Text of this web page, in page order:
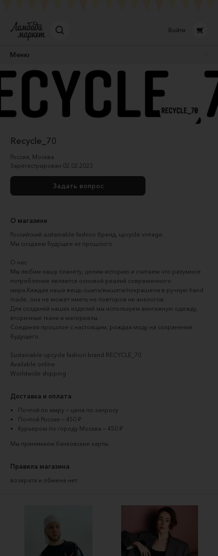
Войти
Меню
Recycle_70
Россия, Москва
Зарегистрирован 02.02.2023
Задать вопрос
О магазине
Российский sustainable-fashion бренд, upcycle vintage.
Мы создаем будущее из прошлого.
О нас
Мы любим нашу планету, ценим историю и считаем что разумное
потребление является основой реалий современного
мира.Каждая наша вещь сшита/вышита/покрашена в ручную hand
made, она не может иметь не повторов ни аналогов.
Для созданий наших изделий мы используем винтажную одежду,
вторичные ткани и материалы.
Соединяя прошлое с настоящим, рождая моду на сохранение
будущего.
Sustainable upcycle fashion brand RECYCLE_70
Available online
Worldwide shipping
Доставка и оплата
Почтой по миру — цена по запросу
Почтой России — 450 ₽
Курьером по городу Москва — 450 ₽
Мы принимаем банковские карты.
Правила магазина
возврата и обмена нет